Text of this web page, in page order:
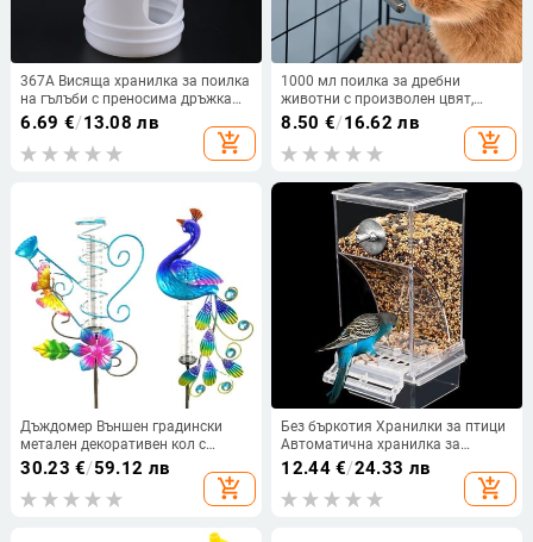
367A Висяща хранилка за поилка
на гълъби с преносима дръжка
Автоматична поилка за вода за
гълъби Капацитет 1 л за малки
птици гълъби
6.69 €/13.08 лв
add_shopping_cart
1000 мл поилка за дребни
животни с произволен цвят,
автоматично пиене, закачаща се
бутилка за вода за заек, морско
свинче, папагал, хранилка за
8.50 €/16.62 лв
add_shopping_cart
Дъждомер Външен градински
метален декоративен кол с
водоустойчива стъклена голяма
тръба Дъждомер за дворна
градина Вътрешна морава
30.23 €/59.12 лв
add_shopping_cart
Без бъркотия Хранилки за птици
Автоматична хранилка за
папагали Поилка Контейнер за
храна с акрилни семена
Аксесоари за малки и средни
12.44€/24.33 лв
add_shopping_cart